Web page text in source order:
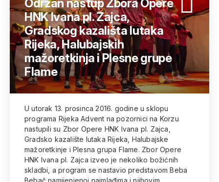
Održan nastup Zbora Opere
HNK Ivana pl. Zajca,
Gradskog kazališta lutaka
Rijeka, Halubajskih
mažoretkinja i Plesne grupe
Flame
U utorak 13. prosinca 2016. godine u sklopu
programa Rijeka Advent na pozornici na Korzu
nastupili su Zbor Opere HNK Ivana pl. Zajca,
Gradsko kazalište lutaka Rijeka, Halubajske
mažoretkinje i Plesna grupa Flame. Zbor Opere
HNK Ivana pl. Zajca izveo je nekoliko božićnih
skladbi, a program se nastavio predstavom Beba
Bebač namijenjenoj najmlađima i njihovim